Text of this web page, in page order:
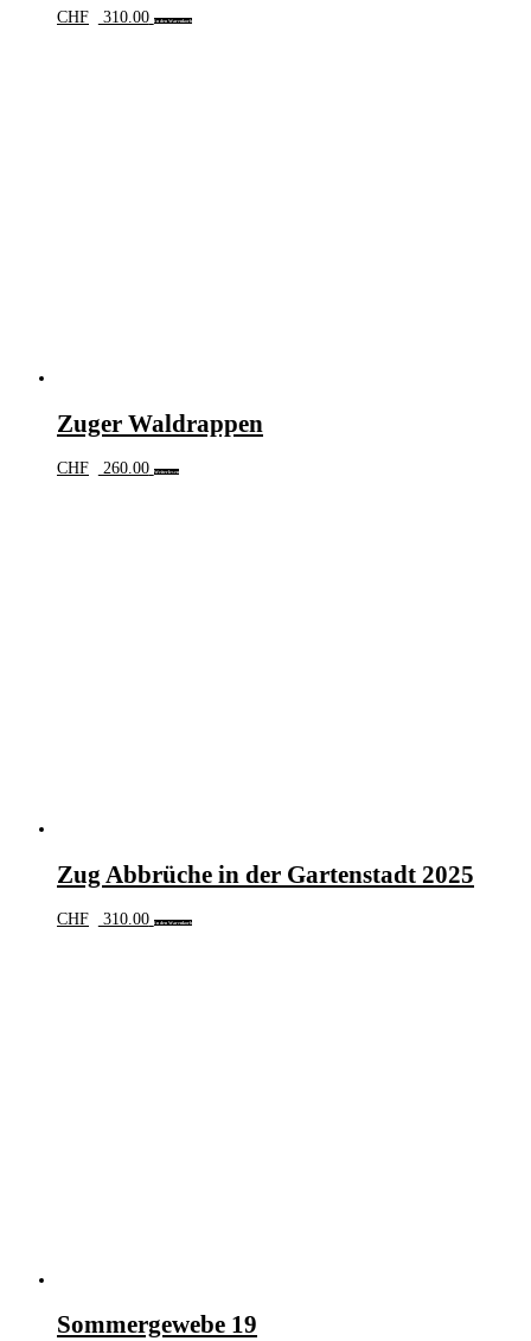
CHF 310.00 In den Warenkorb
Zuger Waldrappen
CHF 260.00 Weiterlesen
Zug Abbrüche in der Gartenstadt 2025
CHF 310.00 In den Warenkorb
Sommergewebe 19